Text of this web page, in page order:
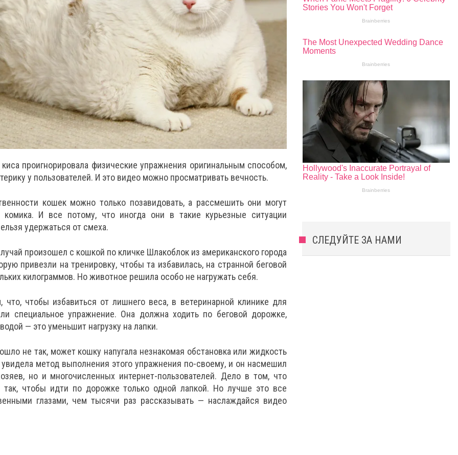
киса проигнорировала физические упражнения оригинальным способом,
у пользователей. И это видео можно просматривать вечность.
кошек можно только позавидовать, а рассмешить они могут
комика. И все потому, что иногда они в такие курьезные ситуации
удержаться от смеха.
произошел с кошкой по кличке Шлакоблок из американского города
привезли на тренировку, чтобы та избавилась, на странной беговой
килограммов. Но животное решила особо не нагружать себя.
чтобы избавиться от лишнего веса, в ветеринарной клинике для
специальное упражнение. Она должна ходить по беговой дорожке,
— это уменьшит нагрузку на лапки.
не так, может кошку напугала незнакомая обстановка или жидкость
метод выполнения этого упражнения по-своему, и он насмешил
но и многочисленных интернет-пользователей. Дело в том, что
так, чтобы идти по дорожке только одной лапкой. Но лучше это все
глазами, чем тысячи раз рассказывать — наслаждайся видео
СЛЕДУЙТЕ ЗА НАМИ